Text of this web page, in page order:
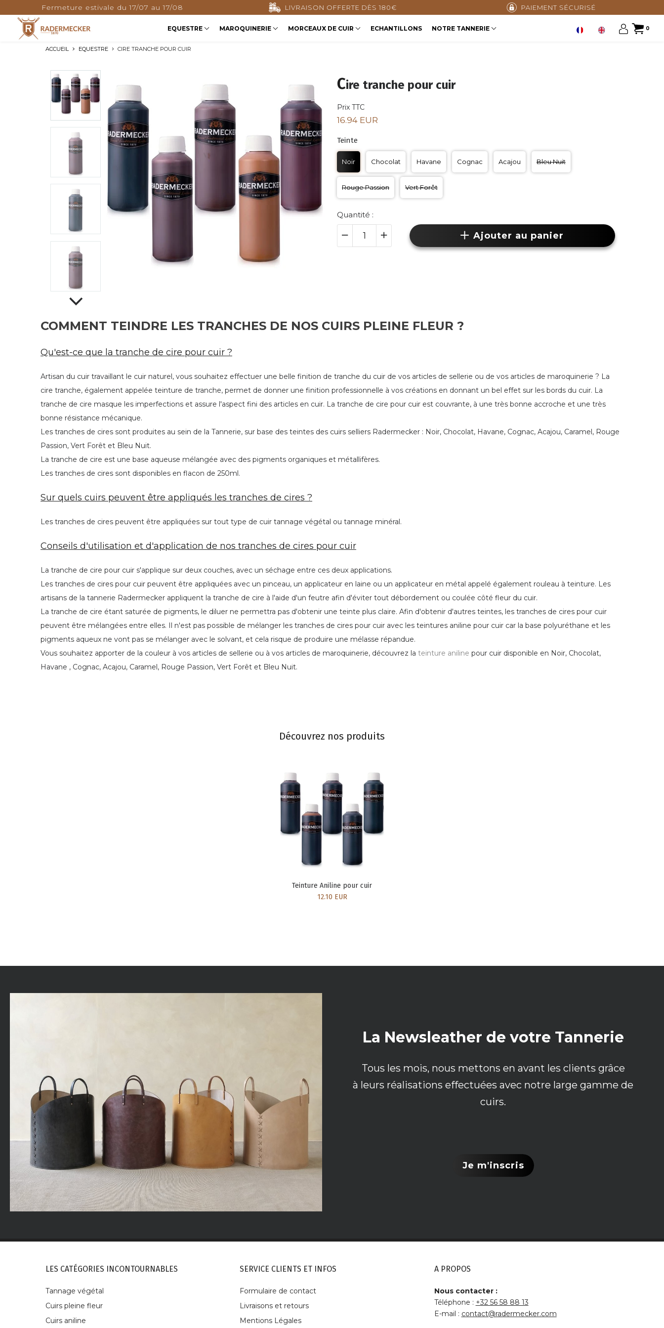
Fermeture estivale du 17/07 au 17/08 LIVRAISON OFFERTE DÈS 180€ PAIEMENT SÉCURISÉ
0
EQUESTRE MAROQUINERIE MORCEAUX DE CUIR ECHANTILLONS NOTRE TANNERIE
ACCUEIL EQUESTRE CIRE TRANCHE POUR CUIR
Cire tranche pour cuir
Prix TTC
16.94 EUR
Teinte
Noir Chocolat Havane Cognac Acajou Bleu Nuit
Rouge Passion Vert Forêt
Quantité :
Ajouter au panier
COMMENT TEINDRE LES TRANCHES DE NOS CUIRS PLEINE FLEUR ?
Qu'est-ce que la tranche de cire pour cuir ?
Artisan du cuir travaillant le cuir naturel, vous souhaitez effectuer une belle finition de tranche du cuir de vos articles de sellerie ou de vos articles de maroquinerie ? La
cire tranche, également appelée teinture de tranche, permet de donner une finition professionnelle à vos créations en donnant un bel effet sur les bords du cuir. La
tranche de cire masque les imperfections et assure l'aspect fini des articles en cuir. La tranche de cire pour cuir est couvrante, à une très bonne accroche et une très
bonne résistance mécanique.
Les tranches de cires sont produites au sein de la Tannerie, sur base des teintes des cuirs selliers Radermecker : Noir, Chocolat, Havane, Cognac, Acajou, Caramel, Rouge
Passion, Vert Forêt et Bleu Nuit.
La tranche de cire est une base aqueuse mélangée avec des pigments organiques et métallifères.
Les tranches de cires sont disponibles en flacon de 250ml.
Sur quels cuirs peuvent être appliqués les tranches de cires ?
Les tranches de cires peuvent être appliquées sur tout type de cuir tannage végétal ou tannage minéral.
Conseils d'utilisation et d'application de nos tranches de cires pour cuir
La tranche de cire pour cuir s'applique sur deux couches, avec un séchage entre ces deux applications.
Les tranches de cires pour cuir peuvent être appliquées avec un pinceau, un applicateur en laine ou un applicateur en métal appelé également rouleau à teinture. Les
artisans de la tannerie Radermecker appliquent la tranche de cire à l'aide d'un feutre afin d'éviter tout débordement ou coulée côté fleur du cuir.
La tranche de cire étant saturée de pigments, le diluer ne permettra pas d'obtenir une teinte plus claire. Afin d'obtenir d'autres teintes, les tranches de cires pour cuir
peuvent être mélangées entre elles. Il n'est pas possible de mélanger les tranches de cires pour cuir avec les teintures aniline pour cuir car la base polyuréthane et les
pigments aqueux ne vont pas se mélanger avec le solvant, et cela risque de produire une mélasse répandue.
Vous souhaitez apporter de la couleur à vos articles de sellerie ou à vos articles de maroquinerie, découvrez la teinture aniline pour cuir disponible en Noir, Chocolat,
Havane , Cognac, Acajou, Caramel, Rouge Passion, Vert Forêt et Bleu Nuit.
Découvrez nos produits
Teinture Aniline pour cuir
12.10 EUR
La Newsleather de votre Tannerie
Tous les mois, nous mettons en avant les clients grâce
à leurs réalisations effectuées avec notre large gamme de
cuirs.
Je m'inscris
LES CATÉGORIES INCONTOURNABLES
Tannage végétal
Cuirs pleine fleur
Cuirs aniline
SERVICE CLIENTS ET INFOS
Formulaire de contact
Livraisons et retours
Mentions Légales
A PROPOS
Nous contacter :
Téléphone : +32 56 58 88 13
E-mail : contact@radermecker.com